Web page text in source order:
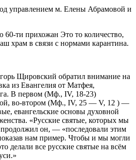
управлением м. Елены Абрамовой и
60-ти прихожан Это то количество,
храм в связи с нормами карантина.
Щировский обратил внимание на
из Евангелия от Матфея,
В первом (Мф., IV, 18-23)
во-втором (Мф., IV, 25 — V, 12 ) —
евангельские основы духовной
«Русские святые, которых мы
он, — «последовали этим
нам пример. Чтобы и мы могли
делали все русские святые на всём